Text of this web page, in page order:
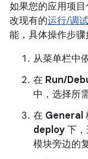
如果您的应用项
改现有的运行/调
能，具体操作步骤
从菜单栏中
在 Run/
中，选择所
在 General
deploy 下
模块旁边的